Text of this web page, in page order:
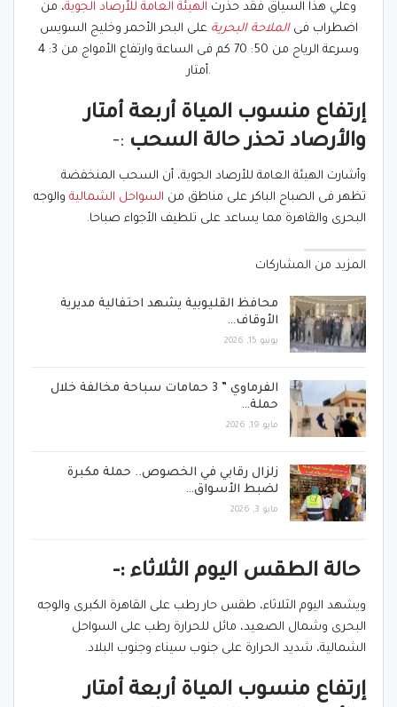
وعلي هذا السياق فقد حذرت الهيئة العامة للأرصاد الجوية، من
اضطراب فىالملاحة البحرية على البحر الأحمر وخليج السويس
وسرعة الرياح من 50: 70 كم فى الساعة وارتفاع الأمواج من 3: 4
أمتار.
إرتفاع منسوب المياة أربعة أمتار
والأرصاد تحذر حالة السحب :-
وأشارت الهيئة العامة للأرصاد الجوية، أن السحب المنخفضة
تظهر فى الصباح الباكر على مناطق من السواحل الشمالية والوجه
البحرى والقاهرة مما يساعد على تلطيف الأجواء صباحا.
المزيد من المشاركات
محافظ القليوبية يشهد احتفالية مديرية
الأوقاف…
يونيو 15, 2026
الفرماوي ” 3 حمامات سباحة مخالفة خلال
حملة…
مايو 19, 2026
زلزال رقابي في الخصوص.. حملة مكبرة
لضبط الأسواق…
مايو 3, 2026
حالة الطقس اليوم الثلاثاء :-
ويشهد اليوم الثلاثاء، طقس حار رطب على القاهرة الكبرى والوجه
البحرى وشمال الصعيد، مائل للحرارة رطب على السواحل
الشمالية، شديد الحرارة على جنوب سيناء وجنوب البلاد.
إرتفاع منسوب المياة أربعة أمتار